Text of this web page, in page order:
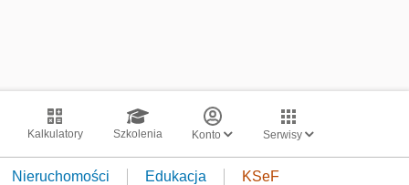
Kalkulatory Szkolenia Konto Serwisy
Nieruchomości Edukacja KSeF